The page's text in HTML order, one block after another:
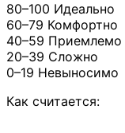
80–100 Идеально
60–79 Комфортно
40–59 Приемлемо
20–39 Сложно
0–19 Невыносимо
Как считается: